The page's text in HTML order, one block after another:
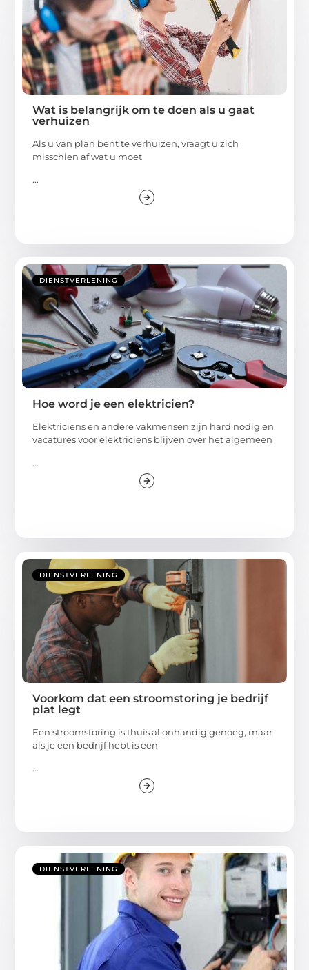
Wat is belangrijk om te doen als u gaat
verhuizen
Als u van plan bent te verhuizen, vraagt u zich
misschien af wat u moet
...
DIENSTVERLENING
Hoe word je een elektricien?
Elektriciens en andere vakmensen zijn hard nodig en
vacatures voor elektriciens blijven over het algemeen
...
DIENSTVERLENING
Voorkom dat een stroomstoring je bedrijf
plat legt
Een stroomstoring is thuis al onhandig genoeg, maar
als je een bedrijf hebt is een
...
DIENSTVERLENING